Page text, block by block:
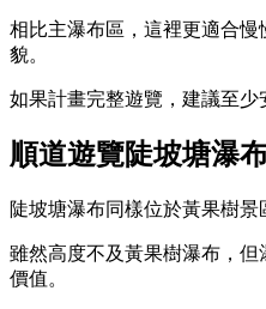
相比主瀑布區，這裡更適合
貌。
如果計畫完整遊覽，建議至少
順道遊覽陡坡塘瀑
陡坡塘瀑布同樣位於黃果樹景
雖然高度不及黃果樹瀑布，
價值。